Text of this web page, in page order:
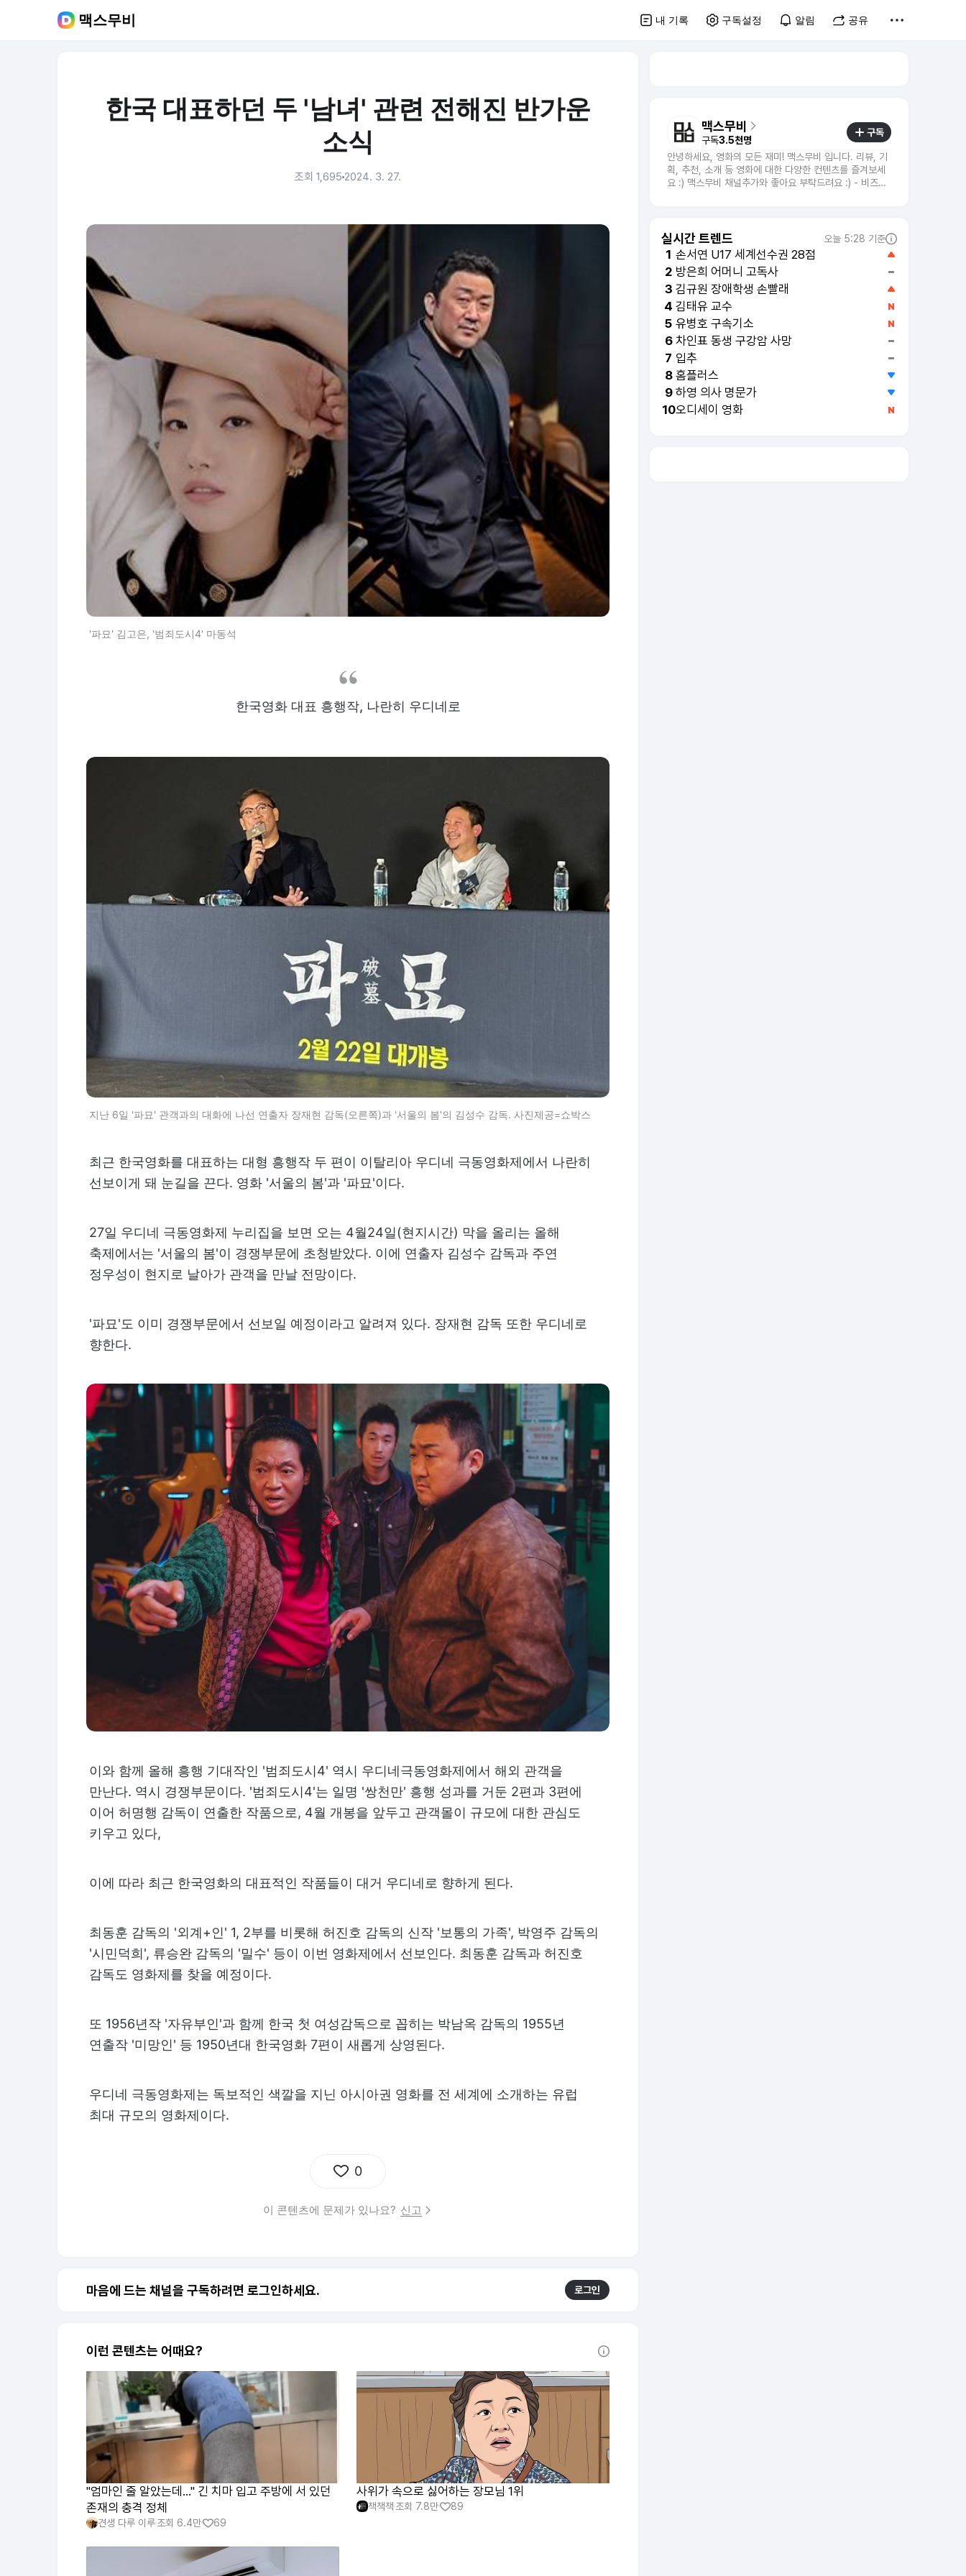
맥스무비 내 기록 구독설정 알림 공유
한국 대표하던 두 '남녀' 관련 전해진 반가운
소식
조회 1,695 2024. 3. 27.
'파묘' 김고은, '범죄도시4' 마동석
한국영화 대표 흥행작, 나란히 우디네로
지난 6일 '파묘' 관객과의 대화에 나선 연출자 장재현 감독(오른쪽)과 '서울의 봄'의 김성수 감독. 사진제공=쇼박스
최근 한국영화를 대표하는 대형 흥행작 두 편이 이탈리아 우디네 극동영화제에서 나란히
선보이게 돼 눈길을 끈다. 영화 '서울의 봄'과 '파묘'이다.
27일 우디네 극동영화제 누리집을 보면 오는 4월24일(현지시간) 막을 올리는 올해
축제에서는 '서울의 봄'이 경쟁부문에 초청받았다. 이에 연출자 김성수 감독과 주연
정우성이 현지로 날아가 관객을 만날 전망이다.
'파묘'도 이미 경쟁부문에서 선보일 예정이라고 알려져 있다. 장재현 감독 또한 우디네로
향한다.
이와 함께 올해 흥행 기대작인 '범죄도시4' 역시 우디네극동영화제에서 해외 관객을
만난다. 역시 경쟁부문이다. '범죄도시4'는 일명 '쌍천만' 흥행 성과를 거둔 2편과 3편에
이어 허명행 감독이 연출한 작품으로, 4월 개봉을 앞두고 관객몰이 규모에 대한 관심도
키우고 있다,
이에 따라 최근 한국영화의 대표적인 작품들이 대거 우디네로 향하게 된다.
최동훈 감독의 '외계+인' 1, 2부를 비롯해 허진호 감독의 신작 '보통의 가족', 박영주 감독의
'시민덕희', 류승완 감독의 '밀수' 등이 이번 영화제에서 선보인다. 최동훈 감독과 허진호
감독도 영화제를 찾을 예정이다.
또 1956년작 '자유부인'과 함께 한국 첫 여성감독으로 꼽히는 박남옥 감독의 1955년
연출작 '미망인' 등 1950년대 한국영화 7편이 새롭게 상영된다.
우디네 극동영화제는 독보적인 색깔을 지닌 아시아권 영화를 전 세계에 소개하는 유럽
최대 규모의 영화제이다.
0
이 콘텐츠에 문제가 있나요? 신고
마음에 드는 채널을 구독하려면 로그인하세요. 로그인
이런 콘텐츠는 어때요?
"엄마인 줄 알았는데…" 긴 치마 입고 주방에 서 있던
존재의 충격 정체
견생 다루 이루조회 6.4만 69
사위가 속으로 싫어하는 장모님 1위
책책책 조회 7.8만 89
맥스무비
구독3.5천명
구독
안녕하세요, 영화의 모든 재미! 맥스무비 입니다. 리뷰, 기
획, 추천, 소개 등 영화에 대한 다양한 컨텐츠를 즐겨보세
요 :) 맥스무비 채널추가와 좋아요 부탁드려요 :) - 비즈니
실시간 트렌드 오늘 5:28 기준
1 손서연 U17 세계선수권 28점
2 방은희 어머니 고독사
4 김태유 교수
5 유병호 구속기소
6 차인표 동생 구강암 사망
7 입추
8 홈플러스
9 하영 의사 명문가
10오디세이 영화